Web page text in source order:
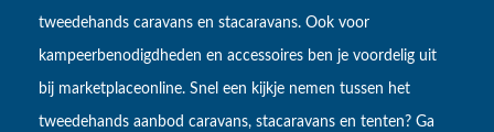
tweedehands caravans en stacaravans. Ook voor
kampeerbenodigdheden en accessoires ben je voordelig uit
bij marketplaceonline. Snel een kijkje nemen tussen het
tweedehands aanbod caravans, stacaravans en tenten? Ga